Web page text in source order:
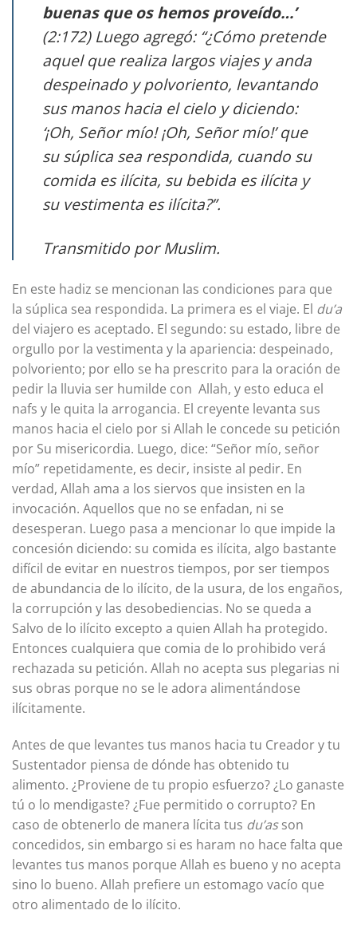
buenas que os hemos proveído…’
(2:172) Luego agregó: “¿Cómo pretende
aquel que realiza largos viajes y anda
despeinado y polvoriento, levantando
sus manos hacia el cielo y diciendo:
‘¡Oh, Señor mío! ¡Oh, Señor mío!’ que
su súplica sea respondida, cuando su
comida es ilícita, su bebida es ilícita y
su vestimenta es ilícita?”.
Transmitido por Muslim.
En este hadiz se mencionan las condiciones para que
la súplica sea respondida. La primera es el viaje. El du’a
del viajero es aceptado. El segundo: su estado, libre de
orgullo por la vestimenta y la apariencia: despeinado,
polvoriento; por ello se ha prescrito para la oración de
pedir la lluvia ser humilde con Allah, y esto educa el
nafs y le quita la arrogancia. El creyente levanta sus
manos hacia el cielo por si Allah le concede su petición
por Su misericordia. Luego, dice: “Señor mío, señor
mío” repetidamente, es decir, insiste al pedir. En
verdad, Allah ama a los siervos que insisten en la
invocación. Aquellos que no se enfadan, ni se
desesperan. Luego pasa a mencionar lo que impide la
concesión diciendo: su comida es ilícita, algo bastante
difícil de evitar en nuestros tiempos, por ser tiempos
de abundancia de lo ilícito, de la usura, de los engaños,
la corrupción y las desobediencias. No se queda a
Salvo de lo ilícito excepto a quien Allah ha protegido.
Entonces cualquiera que comia de lo prohibido verá
rechazada su petición. Allah no acepta sus plegarias ni
sus obras porque no se le adora alimentándose
ilícitamente.
Antes de que levantes tus manos hacia tu Creador y tu
Sustentador piensa de dónde has obtenido tu
alimento. ¿Proviene de tu propio esfuerzo? ¿Lo ganaste
tú o lo mendigaste? ¿Fue permitido o corrupto? En
caso de obtenerlo de manera lícita tus du’asson
concedidos, sin embargo si es haram no hace falta que
levantes tus manos porque Allah es bueno y no acepta
sino lo bueno. Allah prefiere un estomago vacío que
otro alimentado de lo ilícito.